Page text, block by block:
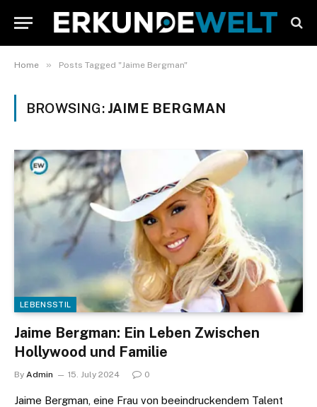
Home » Posts Tagged "Jaime Bergman"
BROWSING: JAIME BERGMAN
LEBENSSTIL
Jaime Bergman: Ein Leben Zwischen
Hollywood und Familie
By Admin 15. July 2024 0
Jaime Bergman, eine Frau von beeindruckendem Talent